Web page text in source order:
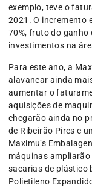
exemplo, teve o
2021. O incremento
70%, fruto do ganho
investimentos na
Para este ano, a
alavancar ainda
aumentar o
aquisições de
chegarão ainda no
de Ribeirão Pires e
Maximu’s
máquinas
sacarias de plástico
Polietileno